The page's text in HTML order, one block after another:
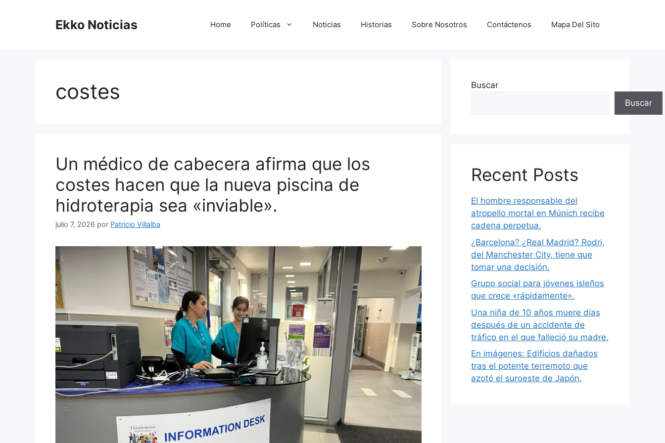
Ekko Noticias Home Políticas Noticias Historias Sobre Nosotros Contáctenos Mapa Del Sito
costes
Un médico de cabecera afirma que los
costes hacen que la nueva piscina de
hidroterapia sea «inviable».
julio 7, 2026 por Patricio Villalba
Buscar
Buscar
Recent Posts
El hombre responsable del
atropello mortal en Múnich recibe
cadena perpetua.
¿Barcelona? ¿Real Madrid? Rodri,
del Manchester City, tiene que
tomar una decisión.
Grupo social para jóvenes isleños
que crece «rápidamente».
Una niña de 10 años muere días
después de un accidente de
tráfico en el que falleció su madre.
En imágenes: Edificios dañados
tras el potente terremoto que
azotó el suroeste de Japón.